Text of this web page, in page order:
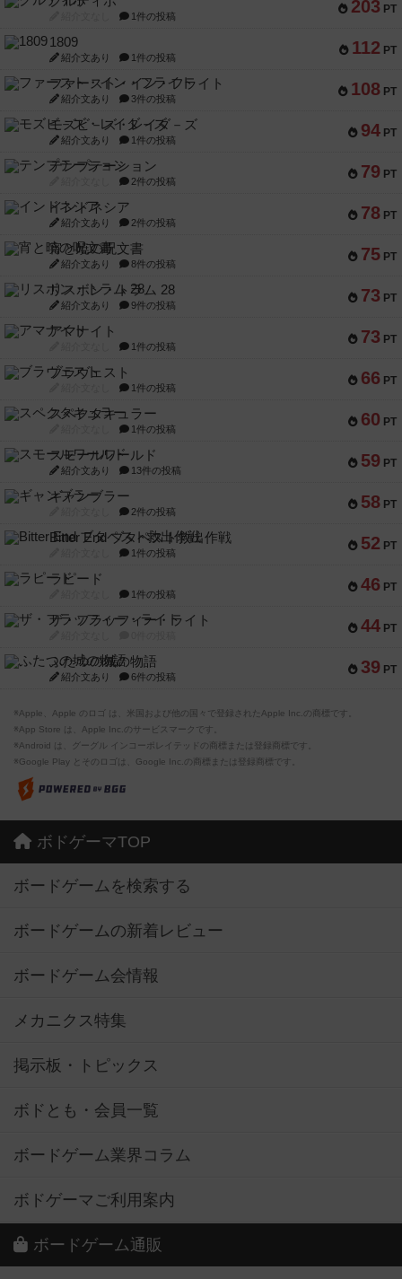
203 PT
1件の投稿
112 PT
1809
紹介文あり 1件の投稿
108 PT
ファースト・イン・フライト
紹介文あり 3件の投稿
94 PT
モズビ－ズ・レイダ－ズ
紹介文あり 1件の投稿
79 PT
テンプテーション
2件の投稿
78 PT
インドネシア
紹介文あり 2件の投稿
75 PT
宵と暁の呪文書
紹介文あり 8件の投稿
73 PT
リスボン・トラム 28
紹介文あり 9件の投稿
73 PT
アマナイト
1件の投稿
66 PT
ブラヴェスト
1件の投稿
60 PT
スペクタキュラー
1件の投稿
59 PT
スモールワールド
紹介文あり 13件の投稿
58 PT
ギャンブラー
2件の投稿
52 PT
Bitter End ブタペスト救出作戦
1件の投稿
46 PT
ラピード
1件の投稿
44 PT
ザ・フラッフィー・ライト
39 PT
ふたつの城の物語
紹介文あり 6件の投稿
※Apple、Apple のロゴ は、米国および他の国々で登録されたApple Inc.の商標です。
※App Store は、Apple Inc.のサービスマークです。
※Android は、グーグル インコーポレイテッドの商標または登録商標です。
※Google Play とそのロゴは、Google Inc.の商標または登録商標です。
ボドゲーマTOP
ボードゲームを検索する
ボードゲームの新着レビュー
ボードゲーム会情報
メカニクス特集
掲示板・トピックス
ボドとも・会員一覧
ボードゲーム業界コラム
ボドゲーマご利用案内
ボードゲーム通販